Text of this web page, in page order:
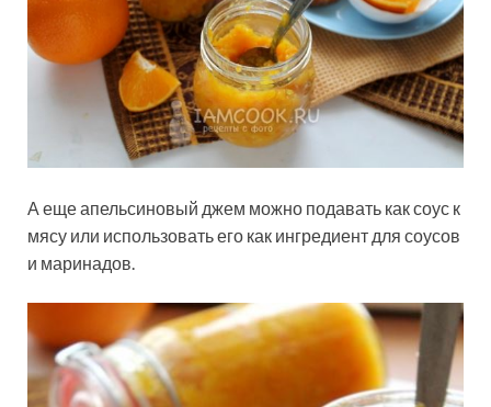
А еще апельсиновый джем можно подавать как соус к
мясу или использовать его как ингредиент для соусов
и маринадов.